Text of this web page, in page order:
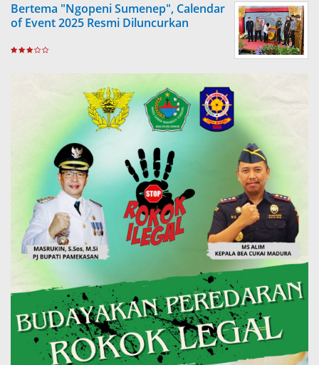
Bertema "Ngopeni Sumenep", Calendar
of Event 2025 Resmi Diluncurkan